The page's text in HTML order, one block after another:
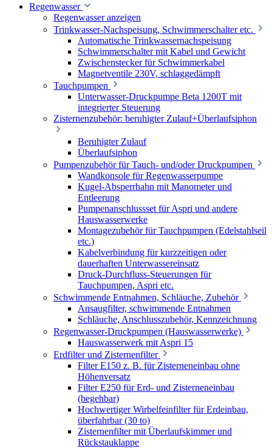
Regenwasser
Regenwasser anzeigen
Trinkwasser-Nachspeisung, Schwimmerschalter etc.
Automatische Trinkwassernachspeisung
Schwimmerschalter mit Kabel und Gewicht
Zwischenstecker für Schwimmerkabel
Magnetventile 230V, schlaggedämpft
Tauchpumpen
Unterwasser-Druckpumpe Beta 1200T mit
integrierter Steuerung
Zisternenzubehör: beruhigter Zulauf+Überlaufsiphon
Beruhigter Zulauf
Überlaufsiphon
Pumpenzubehör für Tauch- und/oder Druckpumpen
Wandkonsole für Regenwasserpumpe
Kugel-Absperrhahn mit Manometer und
Entleerung
Pumpenanschlussset für Aspri und andere
Hauswasserwerke
Montagezubehör für Tauchpumpen (Edelstahlseil
etc.)
Kabelverbindung für kurzzeitigen oder
dauerhaften Unterwassereinsatz
Druck-Durchfluss-Steuerungen für
Tauchpumpen, Aspri etc.
Schwimmende Entnahmen, Schläuche, Zubehör
Ansaugfilter, schwimmende Entnahmen
Schläuche, Anschlusszubehör, Kennzeichnung
Regenwasser-Druckpumpen (Hauswasserwerke)
Hauswasserwerk mit Aspri 15
Erdfilter und Zisternenfilter
Filter E150 z. B. für Zisterneneinbau ohne
Höhenversatz
Filter E250 für Erd- und Zisterneneinbau
(begehbar)
Hochwertiger Wirbelfeinfilter für Erdeinbau,
überfahrbar (30 to)
Zisternenfilter mit Überlaufskimmer und
Rückstauklappe